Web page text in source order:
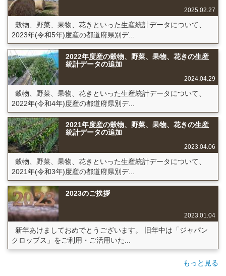
2025.02.27
穀物、野菜、果物、花きといった生産統計データについて、
2023年(令和5年)度産の都道府県別デ...
2022年度産の穀物、野菜、果物、花きの生産
統計データの追加
2024.04.29
穀物、野菜、果物、花きといった生産統計データについて、
2022年(令和4年)度産の都道府県別デ...
2021年度産の穀物、野菜、果物、花きの生産
統計データの追加
2023.04.06
穀物、野菜、果物、花きといった生産統計データについて、
2021年(令和3年)度産の都道府県別デ...
2023のご挨拶
2023.01.04
新年あけましておめでとうございます。 旧年中は「ジャパン
クロップス」をご利用・ご活用いた...
もっと見る